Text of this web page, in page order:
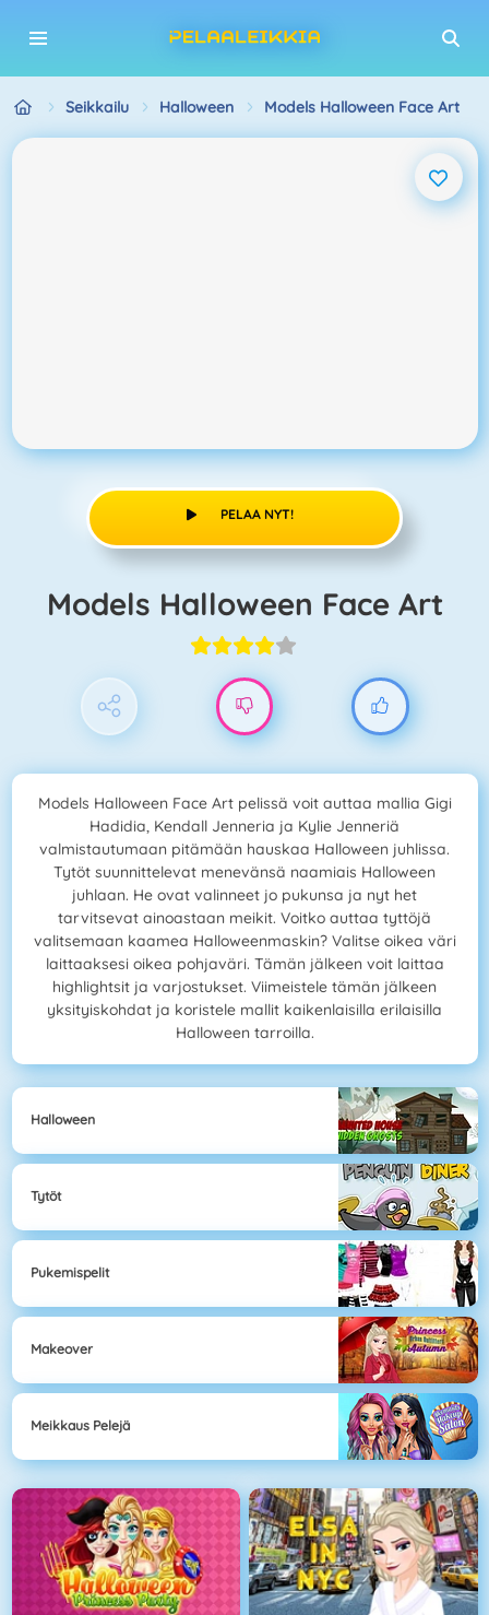
Seikkailu Halloween Models Halloween Face Art
PELAA NYT!
Models Halloween Face Art
Models Halloween Face Art pelissä voit auttaa mallia Gigi
Hadidia, Kendall Jenneria ja Kylie Jenneriä
valmistautumaan pitämään hauskaa Halloween juhlissa.
Tytöt suunnittelevat menevänsä naamiais Halloween
juhlaan. He ovat valinneet jo pukunsa ja nyt het
tarvitsevat ainoastaan meikit. Voitko auttaa tyttöjä
valitsemaan kaamea Halloweenmaskin? Valitse oikea väri
laittaaksesi oikea pohjaväri. Tämän jälkeen voit laittaa
highlightsit ja varjostukset. Viimeistele tämän jälkeen
yksityiskohdat ja koristele mallit kaikenlaisilla erilaisilla
Halloween tarroilla.
Halloween
Tytöt
Pukemispelit
Makeover
Meikkaus Pelejä